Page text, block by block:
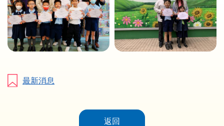
最新消息
返回